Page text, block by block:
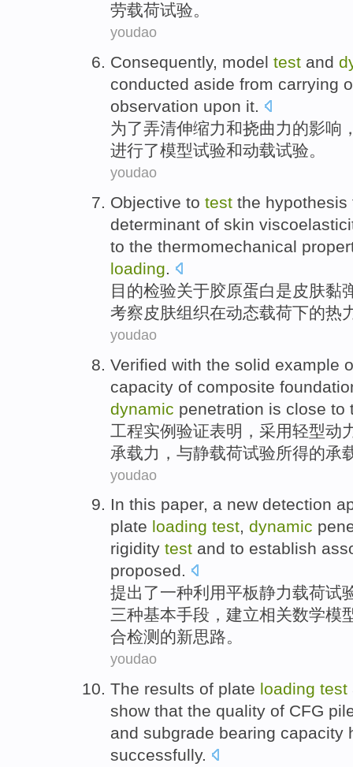
劳载荷试验。
youdao
Consequently, model test and
conducted aside from carrying
observation upon it.
为了弄清伸缩力和挠曲力的影响
进行了模型试验和动载试验。
youdao
Objective to test the hypothesis
determinant of skin
to the thermomechanical
loading.
目的检验关于胶原蛋白是皮肤黏
考察皮肤组织在动态载荷下的热
youdao
Verified with the solid example
capacity of composite
dynamic penetration is close to
工程实例 验证表明 ， 采用轻型动
承载力 ， 与静载荷试验所得的承
youdao
In this paper, a new detection
plate loading test, dynamic
rigidity test and to establish
proposed.
提出了一种利用平板静力载荷试
三种基本手段， 建立相关数学模
合检测 的新思路。
youdao
The results of plate loading test
show that the quality of CFG
and subgrade bearing capacity
successfully.